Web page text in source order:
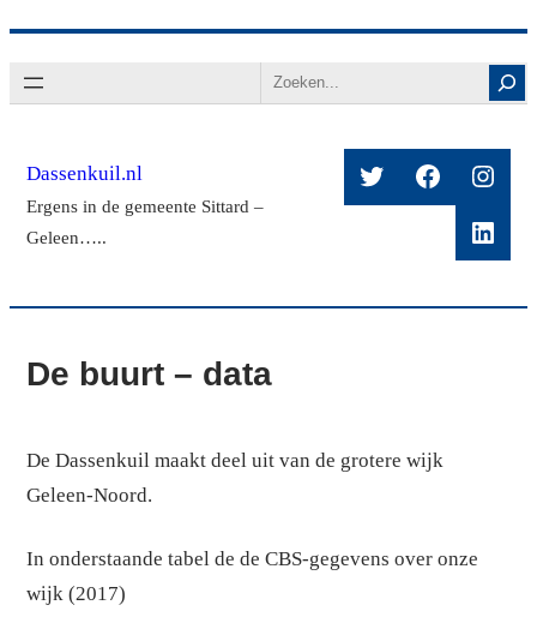
naar
Search
Dassenkuil.nl
Ergens in de gemeente Sittard –
Geleen…..
TwitterFacebook
De buurt – data
De Dassenkuil maakt deel uit van de grotere wijk
Geleen-Noord.
In onderstaande tabel de de CBS-gegevens over onze
wijk (2017)